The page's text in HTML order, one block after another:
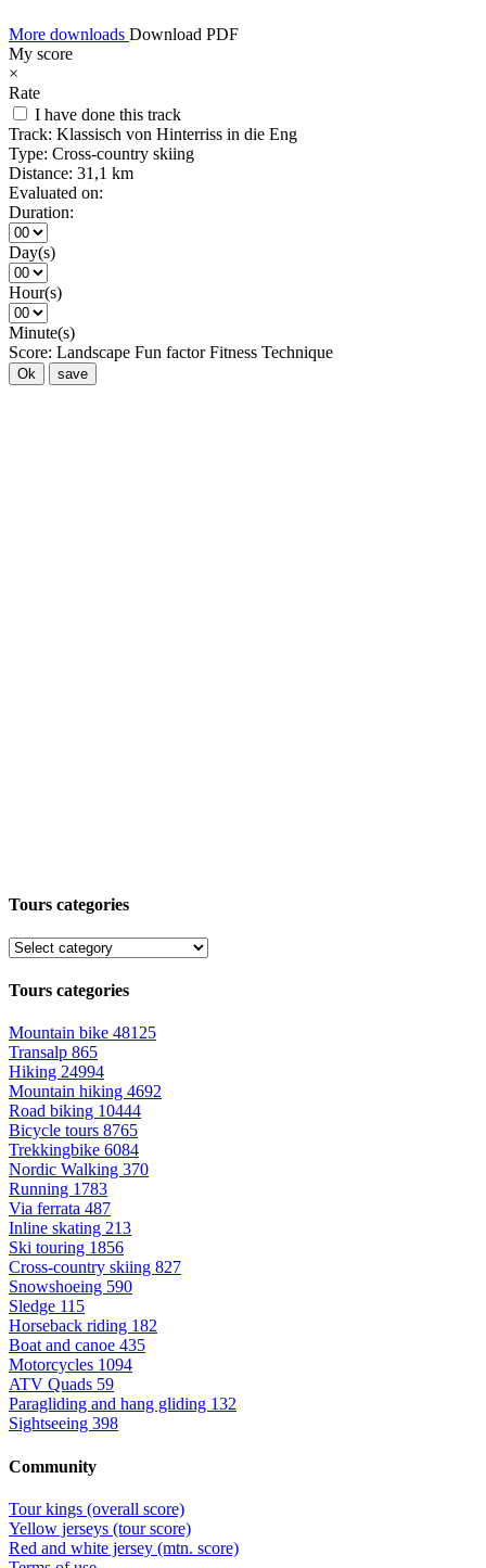
More downloads Download PDF
My score
×
Rate
I have done this track
Track: Klassisch von Hinterriss in die Eng
Type: Cross-country skiing
Distance: 31,1 km
Evaluated on:
Duration:
Day(s)
Hour(s)
Minute(s)
Score: Landscape Fun factor Fitness Technique
Ok save
Tours categories
Tours categories
Mountain bike 48125
Transalp 865
Hiking 24994
Mountain hiking 4692
Road biking 10444
Bicycle tours 8765
Trekkingbike 6084
Nordic Walking 370
Running 1783
Via ferrata 487
Inline skating 213
Ski touring 1856
Cross-country skiing 827
Snowshoeing 590
Sledge 115
Horseback riding 182
Boat and canoe 435
Motorcycles 1094
ATV Quads 59
Paragliding and hang gliding 132
Sightseeing 398
Community
Tour kings (overall score)
Yellow jerseys (tour score)
Red and white jersey (mtn. score)